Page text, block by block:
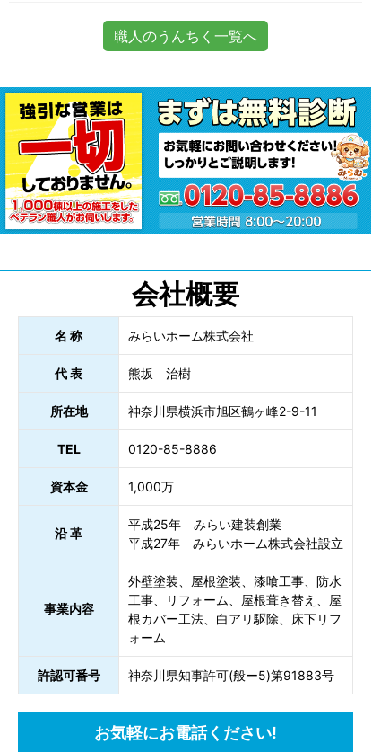
職人のうんちく一覧へ
会社概要
名 称 みらいホーム株式会社
代 表 熊坂 治樹
所在地 神奈川県横浜市旭区鶴ヶ峰2-9-11
TEL 0120-85-8886
資本金 1,000万
沿 革
平成25年 みらい建装創業
平成27年 みらいホーム株式会社設立
事業内容
外壁塗装、屋根塗装、漆喰工事、防水
工事、リフォーム、屋根葺き替え、屋
根カバー工法、白アリ駆除、床下リフ
ォーム
許認可番号 神奈川県知事許可(般ー5)第91883号
お気軽にお電話ください!